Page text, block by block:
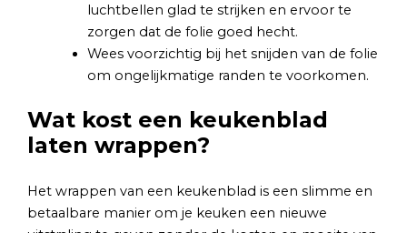
luchtbellen glad te strijken en ervoor te
zorgen dat de folie goed hecht.
Wees voorzichtig bij het snijden van de folie
om ongelijkmatige randen te voorkomen.
Wat kost een keukenblad
laten wrappen?
Het wrappen van een keukenblad is een slimme en
betaalbare manier om je keuken een nieuwe